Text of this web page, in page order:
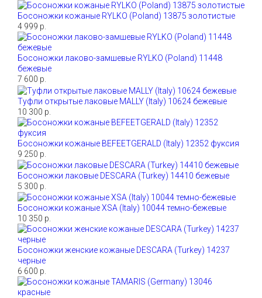
Босоножки кожаные RYLKO (Poland) 13875 золотистые
4 999 р.
Босоножки лаково-замшевые RYLKO (Poland) 11448
бежевые
7 600 р.
Туфли открытые лаковые MALLY (Italy) 10624 бежевые
10 300 р.
Босоножки кожаные BEFEETGERALD (Italy) 12352 фуксия
9 250 р.
Босоножки лаковые DESCARA (Turkey) 14410 бежевые
5 300 р.
Босоножки кожаные XSA (Italy) 10044 темно-бежевые
10 350 р.
Босоножки женские кожаные DESCARA (Turkey) 14237
черные
6 600 р.